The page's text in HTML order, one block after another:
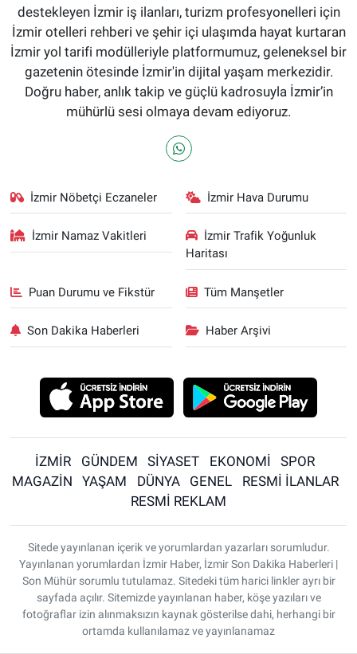
destekleyen İzmir iş ilanları, turizm profesyonelleri için
İzmir otelleri rehberi ve şehir içi ulaşımda hayat kurtaran
İzmir yol tarifi modülleriyle platformumuz, geleneksel bir
gazetenin ötesinde İzmir'in dijital yaşam merkezidir.
Doğru haber, anlık takip ve güçlü kadrosuyla İzmir’in
mühürlü sesi olmaya devam ediyoruz.
İzmir Nöbetçi Eczaneler İzmir Hava Durumu
İzmir Namaz Vakitleri
İzmir Trafik Yoğunluk
Haritası
Puan Durumu ve Fikstür Tüm Manşetler
Son Dakika Haberleri Haber Arşivi
İZMİR GÜNDEM SİYASET EKONOMİ
SPOR
MAGAZİN
YAŞAM DÜNYA GENEL
RESMİ İLANLAR
RESMİ REKLAM
Sitede yayınlanan içerik ve yorumlardan yazarları sorumludur.
Yayınlanan yorumlardan İzmir Haber, İzmir Son Dakika Haberleri |
Son Mühür sorumlu tutulamaz. Sitedeki tüm harici linkler ayrı bir
sayfada açılır. Sitemizde yayınlanan haber, köşe yazıları ve
fotoğraflar izin alınmaksızın kaynak gösterilse dahi, herhangi bir
ortamda kullanılamaz ve yayınlanamaz